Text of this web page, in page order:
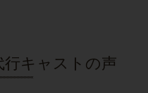
行キャストの声